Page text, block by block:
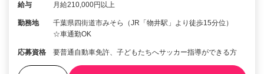
給与 月給210,000円以上
勤務地
千葉県四街道市みそら（JR「物井駅」より徒歩15分位）
☆車通勤OK
応募資格 要普通自動車免許、子どもたちへサッカー指導ができる方